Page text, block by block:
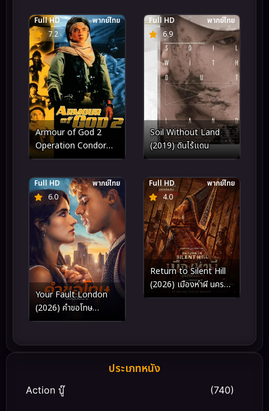
7.2
Full HD พากย์ไทย
Armour of God 2
Operation Condor
(1991) ฟัดข้ามโลก ล่า
6.9
Full HD พากย์ไทย
Soil Without Land
(2019) ดินไร้แดน
6.0
Full HD พากย์ไทย
Your Fault London
(2026) คำขอโทษ
ลอนดอน 2
4.0
Full HD พากย์ไทย
Return to Silent Hill
(2026) เมืองห่าผี นคร
คืนชีพ
ประเภทหนัง
Action บู๊ (740)